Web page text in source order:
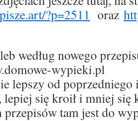
?p=2511 oraz
według nowego
wypieki.pl
lepszy od
lepiej się kroił i mniej się
przepisów tam jest do